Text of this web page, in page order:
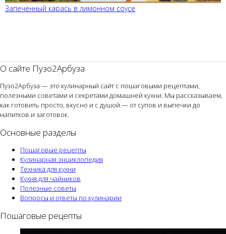
Запеченный карась в лимонном соусе
О сайте Пузо2Арбуза
Пузо2Арбуза — это кулинарный сайт с пошаговыми рецептами,
полезными советами и секретами домашней кухни. Мы рассказываем,
как готовить просто, вкусно и с душой — от супов и выпечки до
напитков и заготовок.
Основные разделы
Пошаговые рецепты
Кулинарная энциклопедия
Техника для кухни
Кухня для чайников
Полезные советы
Вопросы и ответы по кулинарии
Пошаговые рецепты